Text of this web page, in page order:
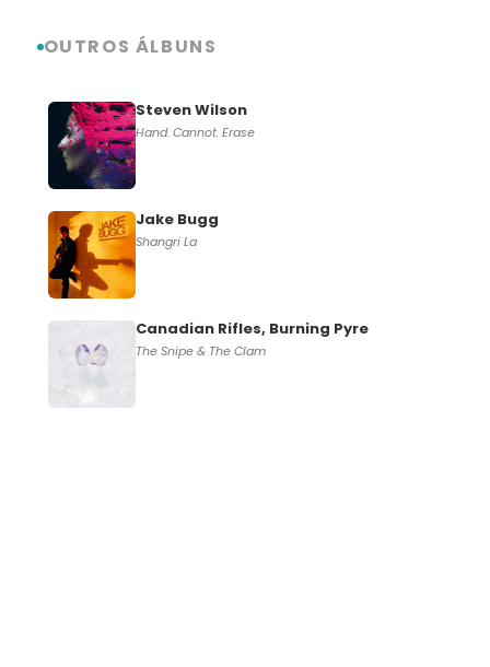
OUTROS ÁLBUNS
Steven Wilson
Hand. Cannot. Erase
Jake Bugg
Shangri La
Canadian Rifles, Burning Pyre
The Snipe & The Clam